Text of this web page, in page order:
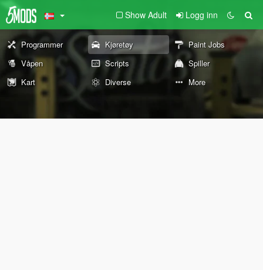
Show Adult Logg inn
Programmer Kjøretøy
Paint Jobs
Våpen
Scripts
Spiller
Kart
Diverse More